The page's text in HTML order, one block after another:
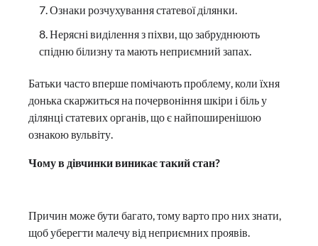
Ознаки розчухування статевої ділянки.
Нерясні виділення з піхви, що забруднюють
спідню білизну та мають неприємний запах.
Батьки часто вперше помічають проблему, коли їхня
донька скаржиться на почервоніння шкіри і біль у
ділянці статевих органів, що є найпоширенішою
ознакою вульвіту.
Чому в дівчинки виникає такий стан?
Причин може бути багато, тому варто про них знати,
щоб уберегти малечу від неприємних проявів.